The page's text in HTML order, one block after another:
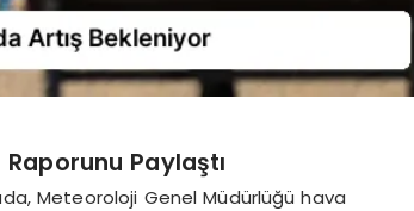
Paylaştı
Meteoroloji Genel Müdürlüğü hava